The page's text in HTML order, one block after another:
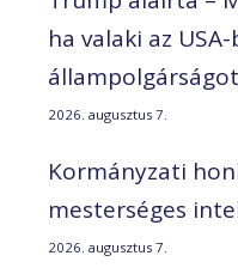
ha valaki az
2026. augusztus 7.
Kormányzati
mesterséges
2026. augusztus 7.